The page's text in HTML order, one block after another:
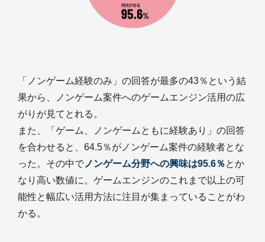
「ノンゲーム経験のみ」の回答が最多の43％という結
果から、ノンゲーム案件へのゲームエンジン活用の広
がりが見てとれる。
また、「ゲーム、ノンゲームともに経験あり」の回答
を合わせると、64.5％がノンゲーム案件の経験者とな
った。その中で ノンゲーム分野への興味は95.6％ とか
なり高い数値に。ゲームエンジンのこれまで以上の可
能性と幅広い活用方法に注目が集まっていることがわ
かる。